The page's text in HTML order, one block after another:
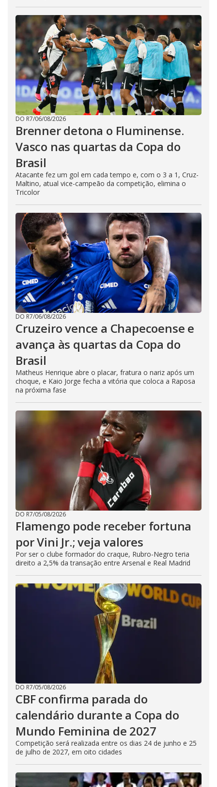
DO R7/06/08/2026
Brenner detona o Fluminense.
Vasco nas quartas da Copa do
Brasil
Atacante fez um gol em cada tempo e, com o 3 a 1, Cruz-
Maltino, atual vice-campeão da competição, elimina o
Tricolor
DO R7/06/08/2026
Cruzeiro vence a Chapecoense e
avança às quartas da Copa do
Brasil
Matheus Henrique abre o placar, fratura o nariz após um
choque, e Kaio Jorge fecha a vitória que coloca a Raposa
na próxima fase
DO R7/05/08/2026
Flamengo pode receber fortuna
por Vini Jr.; veja valores
Por ser o clube formador do craque, Rubro-Negro teria
direito a 2,5% da transação entre Arsenal e Real Madrid
DO R7/05/08/2026
CBF confirma parada do
calendário durante a Copa do
Mundo Feminina de 2027
Competição será realizada entre os dias 24 de junho e 25
de julho de 2027, em oito cidades